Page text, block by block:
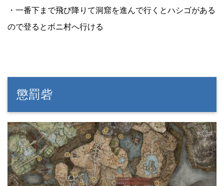
・一番下まで飛び降りて洞窟を進んで行くとハシゴがある
ので登るとボニ村へ行ける
懲罰砦